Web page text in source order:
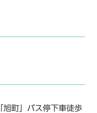
旭町」バス停下車徒歩